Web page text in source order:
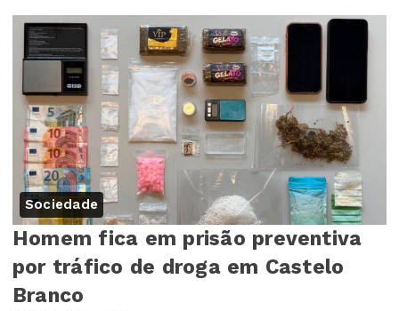
Sociedade
Homem fica em prisão preventiva
por tráfico de droga em Castelo
Branco